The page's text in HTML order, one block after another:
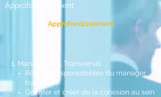
Approfondissement
Approfondissement
1. Management Transversal
Rôles et responsabilités du manager
transverse
Orienter et créer de la cohésion au sein